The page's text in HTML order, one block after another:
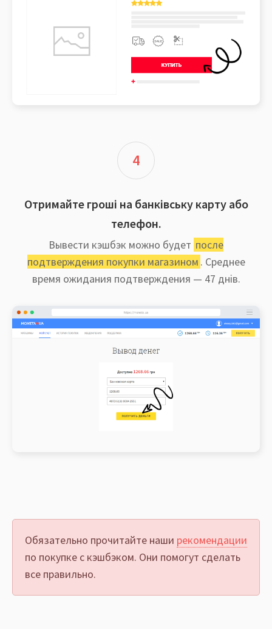
4
Отримайте гроші на банківську карту або
телефон.
Вывести кэшбэк можно будет после
подтверждения покупки магазином . Среднее
время ожидания подтверждения — 47 днів.
Обязательно прочитайте наши рекомендации
по покупке с кэшбэком. Они помогут сделать
все правильно.